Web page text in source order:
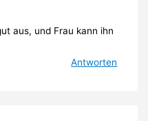
aus, und Frau kann ihn
Antworten